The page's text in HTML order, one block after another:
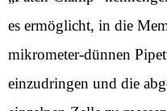
es ermöglicht, in die
mikrometer-dünnen
einzudringen und die